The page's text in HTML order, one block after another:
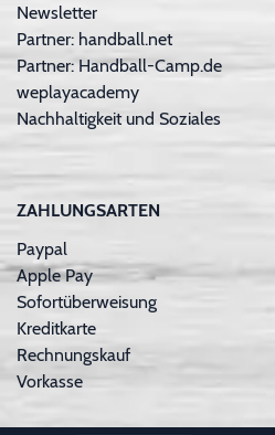
Newsletter
Partner: handball.net
Partner: Handball-Camp.de
weplayacademy
Nachhaltigkeit und Soziales
ZAHLUNGSARTEN
Paypal
Apple Pay
Sofortüberweisung
Kreditkarte
Rechnungskauf
Vorkasse